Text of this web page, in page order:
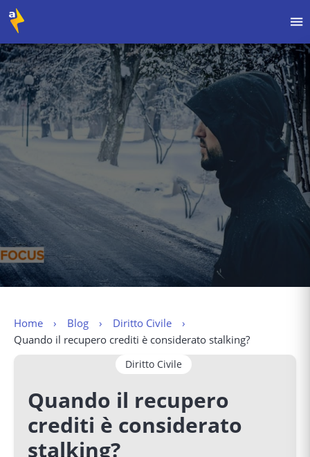
Home Blog
Diritto Civile
Quando il recupero crediti è considerato stalking?
Diritto Civile
Quando il recupero
crediti è considerato
stalking?